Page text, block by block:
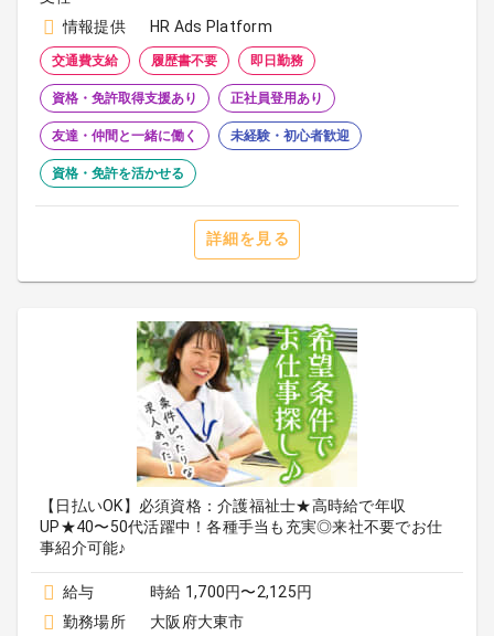
情報提供
HR Ads Platform
交通費支給 履歴書不要 即日勤務
資格・免許取得支援あり 正社員登用あり
友達・仲間と一緒に働く 未経験・初心者歓迎
資格・免許を活かせる
詳細を見る
【日払いOK】必須資格：介護福祉士★高時給で年収
UP★40〜50代活躍中！各種手当も充実◎来社不要でお仕
事紹介可能♪
給与
時給 1,700円〜2,125円
勤務場所
大阪府大東市